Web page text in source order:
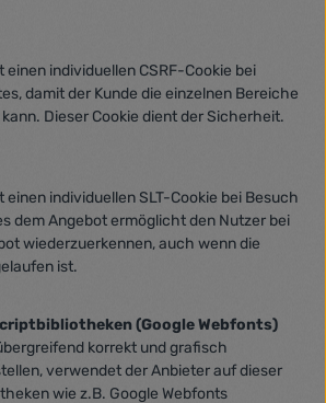
einen individuellen CSRF-Cookie bei
damit der Kunde die einzelnen Bereiche
Dieser Cookie dient der Sicherheit.
einen individuellen SLT-Cookie bei Besuch
dem Angebot ermöglicht den Nutzer bei
wiederzuerkennen, auch wenn die
ist.
(Google Webfonts)
korrekt und grafisch
verwendet der Anbieter auf dieser
wie z.B. Google Webfonts